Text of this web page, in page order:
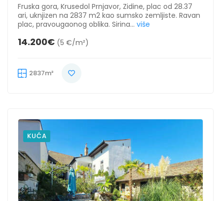
Fruska gora, Krusedol Prnjavor, Zidine, plac od 28.37
ari, uknjizen na 2837 m2 kao sumsko zemljiste. Ravan
plac, pravougaonog oblika. Sirina... više
14.200€ (5 €/m²)
2837m²
KUĆA